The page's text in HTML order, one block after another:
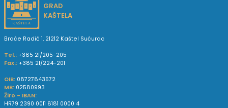
GRAD
KAŠTELA
Braće Radić 1, 21212 Kaštel Sućurac
Tel.: +385 21/205-205
Fax.: +385 21/224-201
OIB: 08727843572
MB: 02580993
Žiro - IBAN:
HR79 2390 0011 8181 0000 4